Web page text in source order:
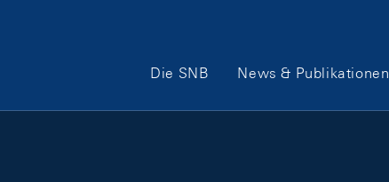
Hauptnavigation
Die SNB News & Publikationen